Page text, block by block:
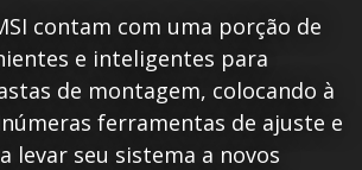
contam com uma porção de
e inteligentes para
de montagem, colocando à
ferramentas de ajuste e
levar seu sistema a novos